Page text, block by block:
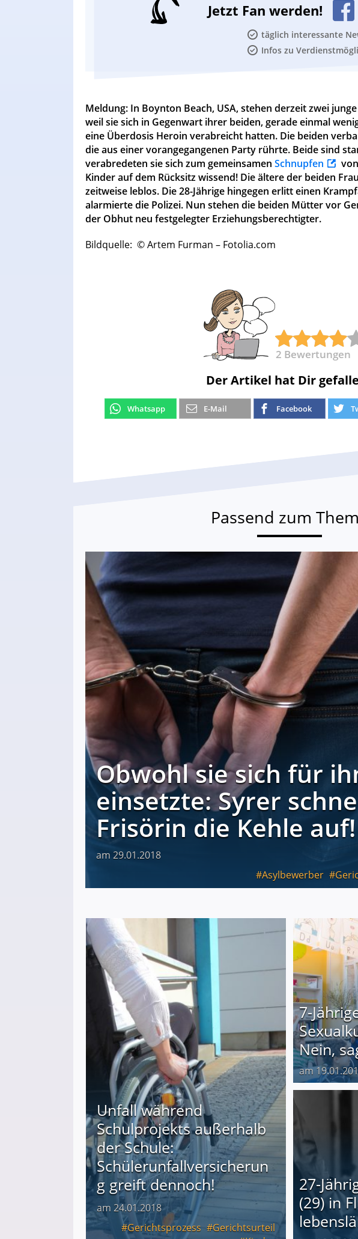
Jetzt Fan werden!
täglich interessante
Infos zu
Meldung: In Boynton Beach, USA, stehen derzeit zwei
weil sie sich in Gegenwart ihrer beiden, gerade einmal
eine Überdosis Heroin verabreicht hatten. Die beiden
die aus einer vorangegangenen Party rührte. Beide sind
verabredeten sie sich zum gemeinsamen Schnupfen
Kinder auf dem Rücksitz wissend! Die ältere der beiden
zeitweise leblos. Die 28-Jährige hingegen erlitt einen
alarmierte die Polizei. Nun stehen die beiden Mütter vor
der Obhut neu festgelegter Erziehungsberechtigter.
Bildquelle: © Artem Furman – Fotolia.com
2 Bewertungen
Der Artikel hat Dir
Whatsapp E-Mail Facebook
Passend zum
Obwohl sie sich für
einsetzte: Syrer
Frisörin die Kehle auf!
am 29.01.2018
Asylbewerber
Unfall während
Schulprojekts außerhalb
der Schule:
Schülerunfallversicherun
g greift dennoch!
am 24.01.2018
Gerichtsprozess
Gerichtsurteil
7-
Nein,
am
27-
(29) in
Nach
Trotz